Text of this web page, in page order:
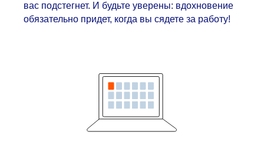
вас подстегнет. И будьте уверены: вдохновение
обязательно придет, когда вы сядете за работу!